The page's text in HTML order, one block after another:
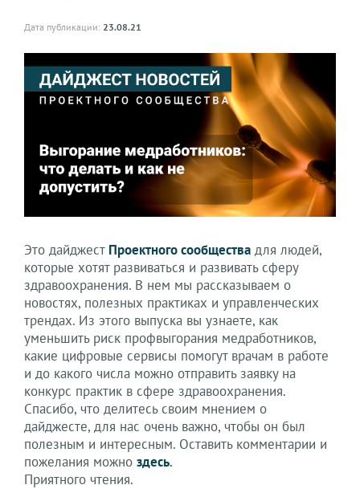
Дата публикации: 23.08.21
Это дайджест Проектного сообщества для людей,
которые хотят развиваться и развивать сферу
здравоохранения. В нем мы рассказываем о
новостях, полезных практиках и управленческих
трендах. Из этого выпуска вы узнаете, как
уменьшить риск профвыгорания медработников,
какие цифровые сервисы помогут врачам в работе
и до какого числа можно отправить заявку на
конкурс практик в сфере здравоохранения.
Спасибо, что делитесь своим мнением о
дайджесте, для нас очень важно, чтобы он был
полезным и интересным. Оставить комментарии и
пожелания можно здесь.
Приятного чтения.